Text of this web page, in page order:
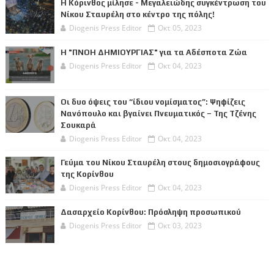
Η Κόρινθος μίλησε - Μεγαλειώδης συγκέντρωση του
Νίκου Σταυρέλη στο κέντρο της πόλης!
Diogenis Press Editor Οκτ 05, 2023
Η "ΠΝΟΗ ΔΗΜΙΟΥΡΓΙΑΣ" για τα Αδέσποτα Ζώα
Diogenis Press Editor Οκτ 04, 2023
Οι δυο όψεις του “ίδιου νομίσματος”: Ψηφίζεις
Νανόπουλο και βγαίνει Πνευματικός – Της Τζένης
Σουκαρά
Diogenis Press Editor Οκτ 04, 2023
Γεύμα του Νίκου Σταυρέλη στους δημοσιογράφους
της Κορίνθου
Diogenis Press Editor Οκτ 04, 2023
Δασαρχείο Κορίνθου: Πρόσληψη προσωπικού
Diogenis Press Editor Οκτ 03, 2023